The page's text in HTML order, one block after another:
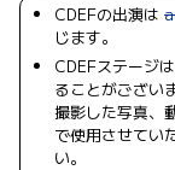
CDEFの出演は
じます。
CDEFステージ
ることがござい
撮影した写真、
で使用させてい
い。